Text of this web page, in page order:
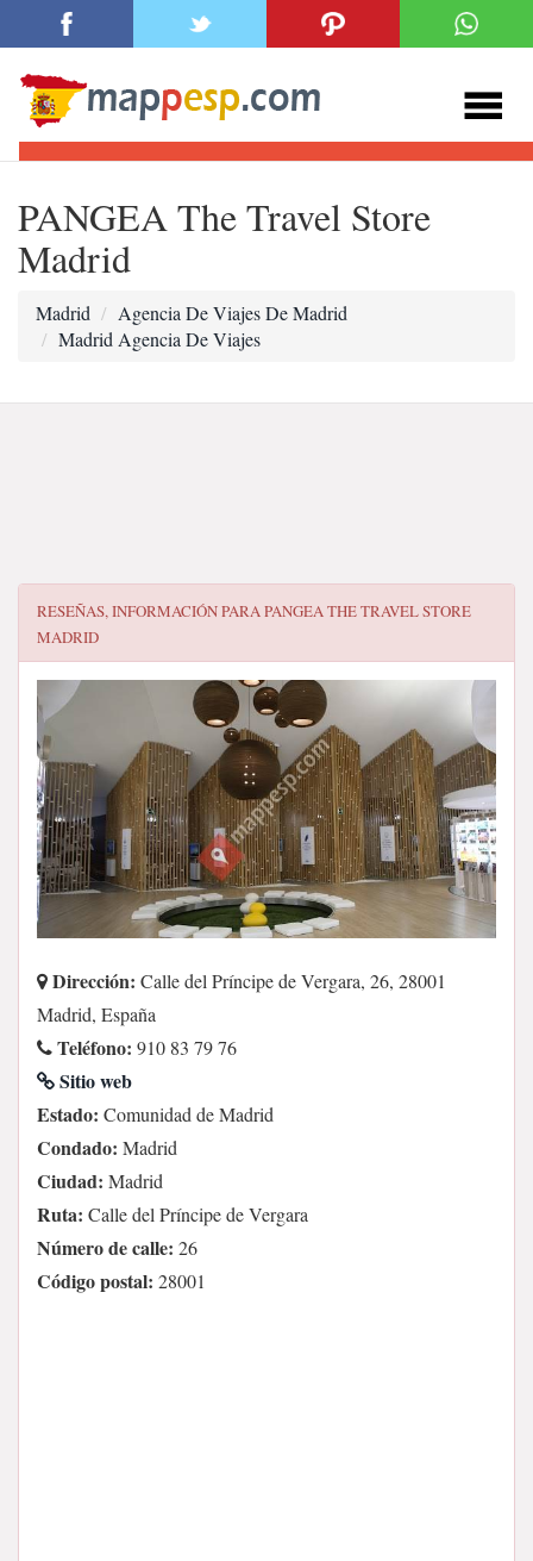
PANGEA The Travel Store
Madrid
Madrid
Agencia De Viajes De Madrid
Madrid Agencia De Viajes
RESEÑAS, INFORMACIÓN PARAPANGEA THE TRAVEL STORE
MADRID
Dirección: Calle del Príncipe de Vergara, 26, 28001
Madrid, España
Teléfono: 910 83 79 76
Sitio web
Estado: Comunidad de Madrid
Condado: Madrid
Ciudad: Madrid
Ruta: Calle del Príncipe de Vergara
Número de calle: 26
Código postal: 28001